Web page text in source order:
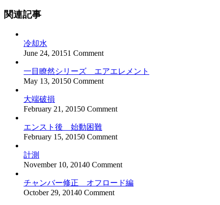
関連記事
冷却水
June 24, 20151 Comment
一目瞭然シリーズ エアエレメント
May 13, 20150 Comment
大端破損
February 21, 20150 Comment
エンスト後 始動困難
February 15, 20150 Comment
計測
November 10, 20140 Comment
チャンバー修正 オフロード編
October 29, 20140 Comment